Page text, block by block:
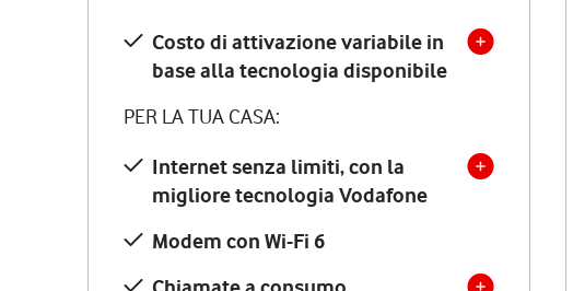
Costo di attivazione variabile in
base alla tecnologia disponibile
PER LA TUA CASA:
Internet senza limiti, con la
migliore tecnologia Vodafone
Modem con Wi-Fi 6